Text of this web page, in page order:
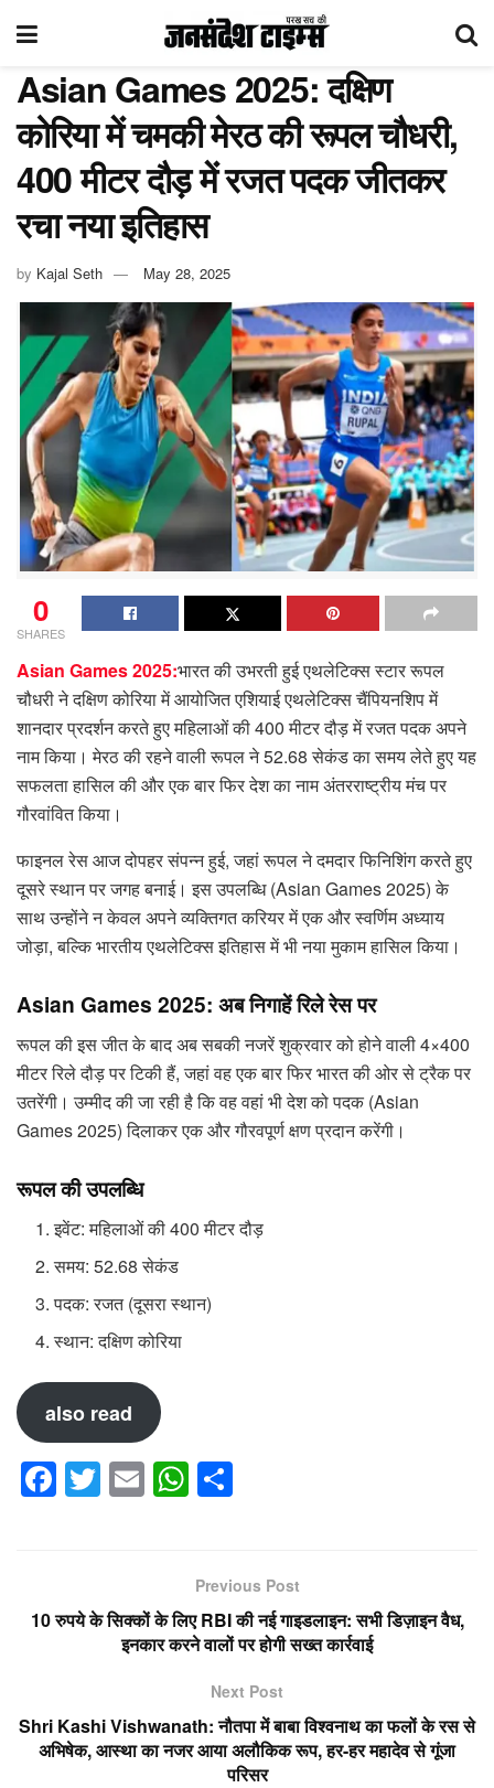
Asian Games 2025: दक्षिण
कोरिया में चमकी मेरठ की रूपल चौधरी,
400 मीटर दौड़ में रजत पदक जीतकर
रचा नया इतिहास
by Kajal Seth May 28, 2025
0
SHARES
Asian Games 2025:भारत की उभरती हुई एथलेटिक्स स्टार रूपल
चौधरी ने दक्षिण कोरिया में आयोजित एशियाई एथलेटिक्स चैंपियनशिप में
शानदार प्रदर्शन करते हुए महिलाओं की 400 मीटर दौड़ में रजत पदक अपने
नाम किया। मेरठ की रहने वाली रूपल ने 52.68 सेकंड का समय लेते हुए यह
सफलता हासिल की और एक बार फिर देश का नाम अंतरराष्ट्रीय मंच पर
गौरवांवित किया।
फाइनल रेस आज दोपहर संपन्न हुई, जहां रूपल ने दमदार फिनिशिंग करते हुए
दूसरे स्थान पर जगह बनाई। इस उपलब्धि (Asian Games 2025) के
साथ उन्होंने न केवल अपने व्यक्तिगत करियर में एक और स्वर्णिम अध्याय
जोड़ा, बल्कि भारतीय एथलेटिक्स इतिहास में भी नया मुकाम हासिल किया।
Asian Games 2025: अब निगाहें रिले रेस पर
रूपल की इस जीत के बाद अब सबकी नजरें शुक्रवार को होने वाली 4×400
मीटर रिले दौड़ पर टिकी हैं, जहां वह एक बार फिर भारत की ओर से ट्रैक पर
उतरेंगी। उम्मीद की जा रही है कि वह वहां भी देश को पदक (Asian
Games 2025) दिलाकर एक और गौरवपूर्ण क्षण प्रदान करेंगी।
रूपल की उपलब्धि
इवेंट: महिलाओं की 400 मीटर दौड़
समय: 52.68 सेकंड
पदक: रजत (दूसरा स्थान)
स्थान: दक्षिण कोरिया
also read
F
a
b
k
T
wi
E
m
W
h
s
A
p
e
Previous Post
10 रुपये के सिक्कों के लिए RBI की नई गाइडलाइन: सभी डिज़ाइन वैध,
इनकार करने वालों पर होगी सख्त कार्रवाई
Next Post
Shri Kashi Vishwanath: नौतपा में बाबा विश्वनाथ का फलों के रस से
अभिषेक, आस्था का नजर आया अलौकिक रूप, हर-हर महादेव से गूंजा
परिसर